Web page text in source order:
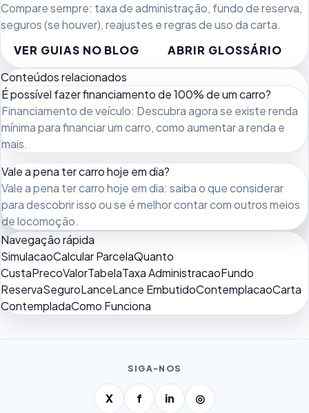
Compare sempre: taxa de administração, fundo de reserva,
seguros (se houver), reajustes e regras de uso da carta.
VER GUIAS NO BLOG
ABRIR GLOSSÁRIO
Conteúdos relacionados
É possível fazer financiamento de 100% de um carro?
Financiamento de veículo: Descubra agora se existe renda
mínima para financiar um carro, como aumentar a renda e
mais.
Vale a pena ter carro hoje em dia?
Vale a pena ter carro hoje em dia: saiba o que considerar
para descobrir isso ou se é melhor contar com outros meios
de locomoção.
Navegação rápida
SimulacaoCalcular ParcelaQuanto
CustaPrecoValorTabelaTaxa AdministracaoFundo
ReservaSeguroLanceLance EmbutidoContemplacaoCarta
ContempladaComo Funciona
SIGA-NOS
X f in ◎